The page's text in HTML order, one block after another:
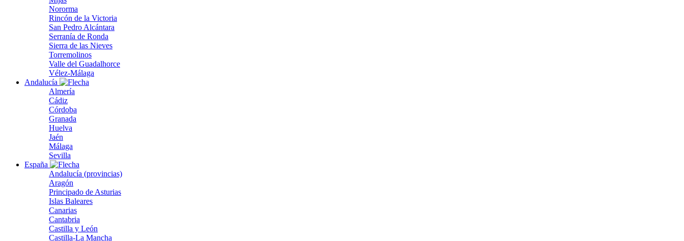
Nororma
Rincón de la Victoria
San Pedro Alcántara
Serranía de Ronda
Sierra de las Nieves
Torremolinos
Valle del Guadalhorce
Vélez-Málaga
Andalucía
Almería
Cádiz
Córdoba
Granada
Huelva
Jaén
Málaga
Sevilla
España
Andalucía (provincias)
Aragón
Principado de Asturias
Islas Baleares
Canarias
Cantabria
Castilla y León
Castilla-La Mancha